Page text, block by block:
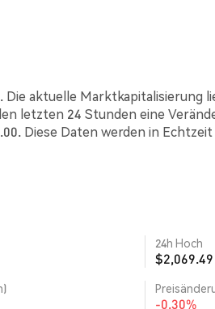
aktuelle Marktkapitalisierung
letzten 24 Stunden eine
Diese Daten werden in
24h Hoch
$2,069.49
-0.30%